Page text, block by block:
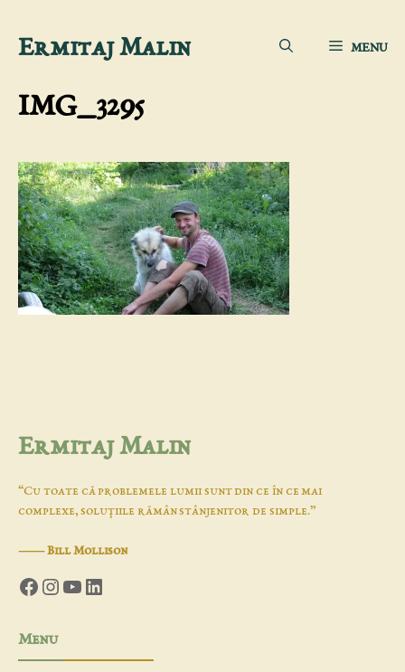
Sari
conținut
Ermitaj Malin MENU
IMG_3295
Ermitaj Malin
“Cu toate că problemele lumii sunt din ce în ce mai
complexe, soluţiile rămân stânjenitor de simple.”
―Bill Mollison
Facebook
Instagram
YouTube
LinkedIn
Menu